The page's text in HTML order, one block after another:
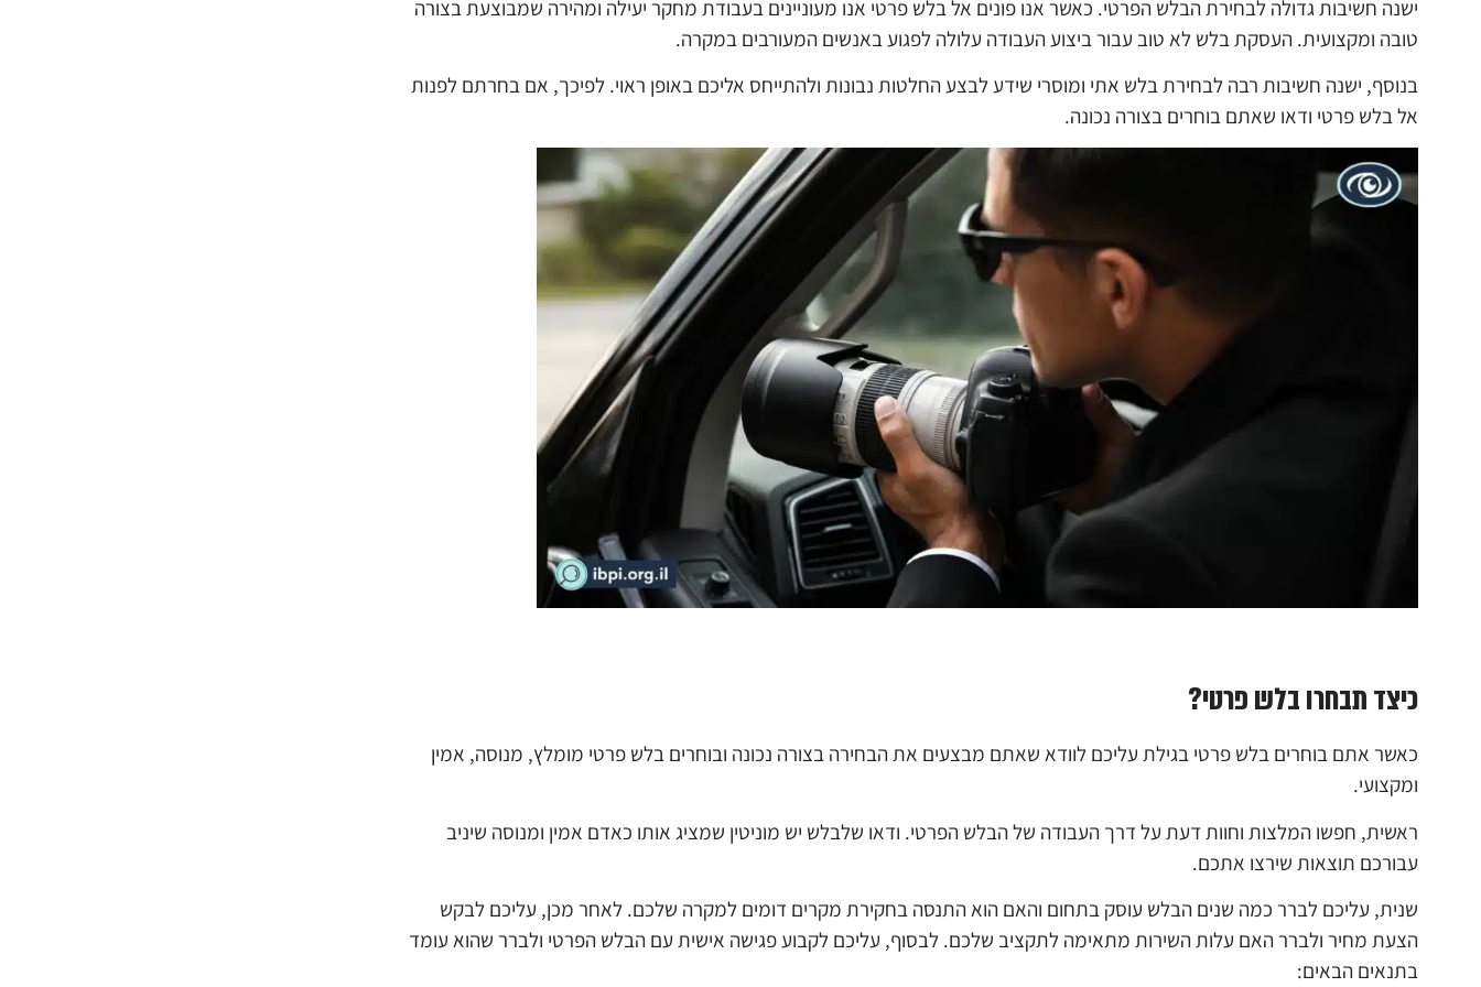
ישנה חשיבות גדולה לבחירת הבלש הפרטי. כאשר אנו פונים אל בלש פרטי אנו מעוניינים בעבודת מחקר יעילה ומהירה שמבוצעת בצורה
טובה ומקצועית. העסקת בלש לא טוב עבור ביצוע העבודה עלולה לפגוע באנשים המעורבים במקרה.
בנוסף, ישנה חשיבות רבה לבחירת בלש אתי ומוסרי שידע לבצע החלטות נבונות ולהתייחס אליכם באופן ראוי. לפיכך, אם בחרתם לפנות
אל בלש פרטי ודאו שאתם בוחרים בצורה נכונה.
כיצד תבחרו בלש פרטי?
כאשר אתם בוחרים בלש פרטי בגילת עליכם לוודא שאתם מבצעים את הבחירה בצורה נכונה ובוחרים בלש פרטי מומלץ, מנוסה, אמין
ומקצועי.
ראשית, חפשו המלצות וחוות דעת על דרך העבודה של הבלש הפרטי. ודאו שלבלש יש מוניטין שמציג אותו כאדם אמין ומנוסה שיניב
עבורכם תוצאות שירצו אתכם.
שנית, עליכם לברר כמה שנים הבלש עוסק בתחום והאם הוא התנסה בחקירת מקרים דומים למקרה שלכם. לאחר מכן, עליכם לבקש
הצעת מחיר ולברר האם עלות השירות מתאימה לתקציב שלכם. לבסוף, עליכם לקבוע פגישה אישית עם הבלש הפרטי ולברר שהוא עומד
בתנאים הבאים: